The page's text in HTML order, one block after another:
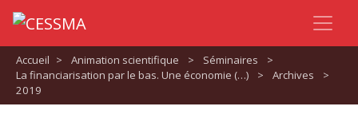
Accueil > Animation scientifique > Séminaires
>
La financiarisation par le bas. Une économie (…)
> Archives
>
2019